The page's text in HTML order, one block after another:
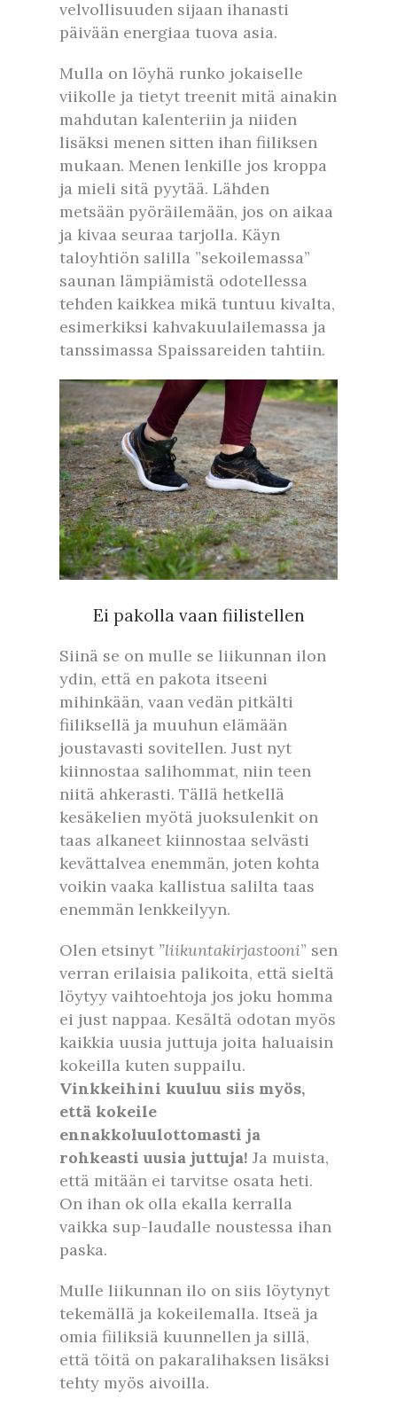
velvollisuuden sijaan ihanasti
päivään energiaa tuova asia.
Mulla on löyhä runko jokaiselle
viikolle ja tietyt treenit mitä ainakin
mahdutan kalenteriin ja niiden
lisäksi menen sitten ihan fiiliksen
mukaan. Menen lenkille jos kroppa
ja mieli sitä pyytää. Lähden
metsään pyöräilemään, jos on aikaa
ja kivaa seuraa tarjolla. Käyn
taloyhtiön salilla ”sekoilemassa”
saunan lämpiämistä odotellessa
tehden kaikkea mikä tuntuu kivalta,
esimerkiksi kahvakuulailemassa ja
tanssimassa Spaissareiden tahtiin.
Ei pakolla vaan fiilistellen
Siinä se on mulle se liikunnan ilon
ydin, että en pakota itseeni
mihinkään, vaan vedän pitkälti
fiiliksellä ja muuhun elämään
joustavasti sovitellen. Just nyt
kiinnostaa salihommat, niin teen
niitä ahkerasti. Tällä hetkellä
kesäkelien myötä juoksulenkit on
taas alkaneet kiinnostaa selvästi
kevättalvea enemmän, joten kohta
voikin vaaka kallistua salilta taas
enemmän lenkkeilyyn.
Olen etsinyt ”liikuntakirjastooni” sen
verran erilaisia palikoita, että sieltä
löytyy vaihtoehtoja jos joku homma
ei just nappaa. Kesältä odotan myös
kaikkia uusia juttuja joita haluaisin
kokeilla kuten suppailu.
Vinkkeihini kuuluu siis myös,
että kokeile
ennakkoluulottomasti ja
rohkeasti uusia juttuja! Ja muista,
että mitään ei tarvitse osata heti.
On ihan ok olla ekalla kerralla
vaikka sup-laudalle noustessa ihan
paska.
Mulle liikunnan ilo on siis löytynyt
tekemällä ja kokeilemalla. Itseä ja
omia fiiliksiä kuunnellen ja sillä,
että töitä on pakaralihaksen lisäksi
tehty myös aivoilla.